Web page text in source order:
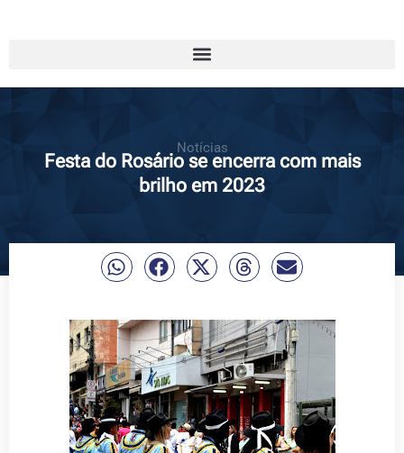
Notícias
Festa do Rosário se encerra com mais
brilho em 2023